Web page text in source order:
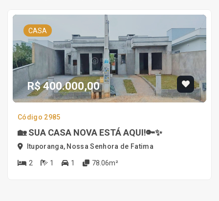
CASA
R$ 400.000,00
Código 2985
🏡 SUA CASA NOVA ESTÁ AQUI!🔑✨
Ituporanga, Nossa Senhora de Fatima
2 1 1 78.06m²